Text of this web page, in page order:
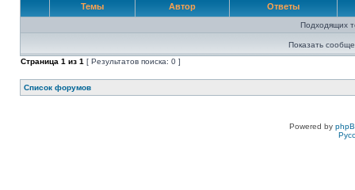
Темы Автор Ответы
Подходящих
Показать
Страница 1 из 1 [ Результатов поиска: 0 ]
Список форумов
Powered by